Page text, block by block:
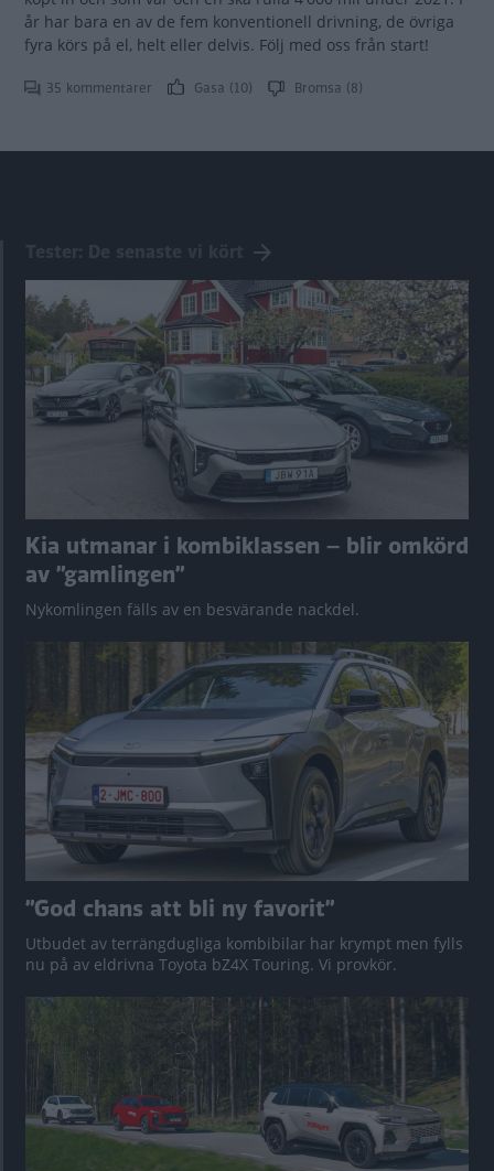
år har bara en av de fem konventionell drivning, de övriga
fyra körs på el, helt eller delvis. Följ med oss från start!
35 kommentarer Gasa (10) Bromsa (8)
Kia utmanar i kombiklassen – blir omkörd
av ”gamlingen”
Nykomlingen fälls av en besvärande nackdel.
”God chans att bli ny favorit”
Utbudet av terrängdugliga kombibilar har krympt men fylls
nu på av eldrivna Toyota bZ4X Touring. Vi provkör.